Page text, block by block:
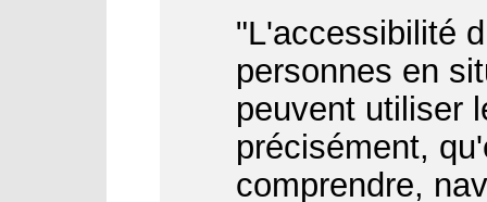
"L'accessibilité
personnes en
peuvent utiliser
précisément,
comprendre,